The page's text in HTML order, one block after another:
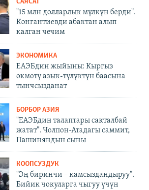
САЯСАТ
"15 млн долларлык мүлкүн берди".
Конгантиевди абактан алып
калган чечим
ЭКОНОМИКА
ЕАЭБдин жыйыны: Кыргыз
өкмөтү азык-түлүктүн баасына
тынчсызданат
БОРБОР АЗИЯ
"ЕАЭБдин талаптары сакталбай
жатат". Чолпон-Атадагы саммит,
Пашиняндын сыны
КООПСУЗДУК
"Эң биринчи – камсыздандыруу".
Бийик чокуларга чыгуу үчүн